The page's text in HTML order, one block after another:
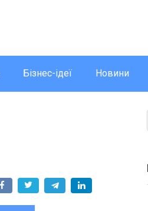
Бізнес-ідеї Новини